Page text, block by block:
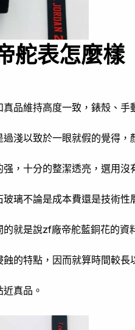
舵表怎麼樣
品維持高度一致，錶殼、
淺以致於一眼就假的覺得
，十分的整潔透亮，選用
璃不論是成本費還是技術性
就是說zf廠帝舵藍銅花的
的特點，因而就算時間較
真品。